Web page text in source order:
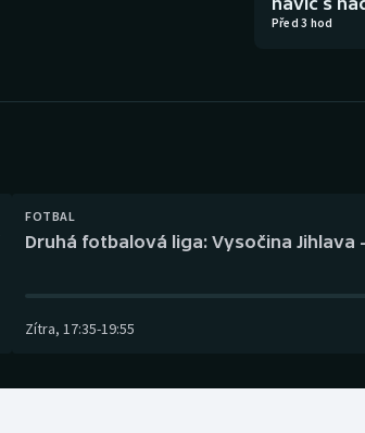
Před 3 hod
FOTBAL
Druhá fotbalová liga: Vysočina Jihlava
Zítra, 17:35-19:55